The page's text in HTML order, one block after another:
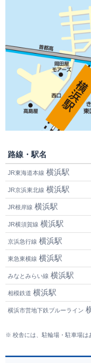
路線・駅名
JR東海道本線 横浜駅
JR京浜東北線 横浜駅
JR根岸線 横浜駅
JR横須賀線 横浜駅
京浜急行線 横浜駅
東急東横線 横浜駅
みなとみらい線 横浜駅
相模鉄道 横浜駅
横浜市営地下鉄ブルーライン
校舎には、駐輪場・駐車場は